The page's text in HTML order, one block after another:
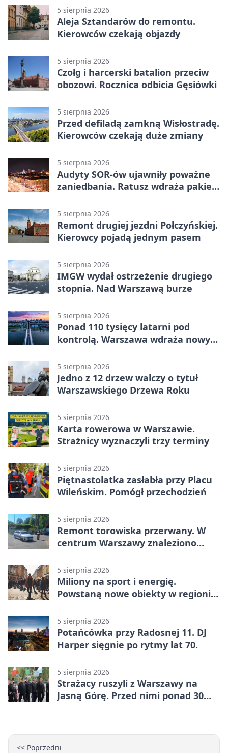
5 sierpnia 2026
Aleja Sztandarów do remontu.
Kierowców czekają objazdy
5 sierpnia 2026
Czołg i harcerski batalion przeciw
obozowi. Rocznica odbicia Gęsiówki
5 sierpnia 2026
Przed defiladą zamkną Wisłostradę.
Kierowców czekają duże zmiany
5 sierpnia 2026
Audyty SOR-ów ujawniły poważne
zaniedbania. Ratusz wdraża pakiet
5 sierpnia 2026
Remont drugiej jezdni Połczyńskiej.
Kierowcy pojadą jednym pasem
5 sierpnia 2026
IMGW wydał ostrzeżenie drugiego
stopnia. Nad Warszawą burze
5 sierpnia 2026
Ponad 110 tysięcy latarni pod
kontrolą. Warszawa wdraża nowy
5 sierpnia 2026
Jedno z 12 drzew walczy o tytuł
Warszawskiego Drzewa Roku
5 sierpnia 2026
Karta rowerowa w Warszawie.
Strażnicy wyznaczyli trzy terminy
5 sierpnia 2026
Piętnastolatka zasłabła przy Placu
Wileńskim. Pomógł przechodzień
5 sierpnia 2026
Remont torowiska przerwany. W
centrum Warszawy znaleziono
5 sierpnia 2026
Miliony na sport i energię.
Powstaną nowe obiekty w regionie
5 sierpnia 2026
Potańcówka przy Radosnej 11. DJ
Harper sięgnie po rytmy lat 70.
5 sierpnia 2026
Strażacy ruszyli z Warszawy na
Jasną Górę. Przed nimi ponad 30
<< Poprzedni